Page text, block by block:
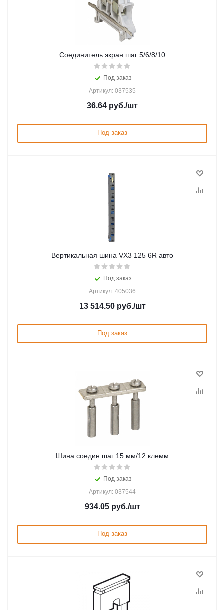
Соединитель экран.шаг 5/6/8/10
Под заказ
Артикул: 037535
36.64 руб./шт
Под заказ
Вертикальная шина VX3 125 6R авто
Под заказ
Артикул: 405036
13 514.50руб./шт
Под заказ
Шина соедин.шаг 15 мм/12 клемм
Под заказ
Артикул: 037544
934.05руб./шт
Под заказ